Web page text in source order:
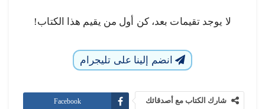
لا يوجد تقيمات بعد، كن أول من يقيم هذا الكتاب!
انضم إلينا على تليجرام
شارك الكتاب مع أصدقائك Facebook